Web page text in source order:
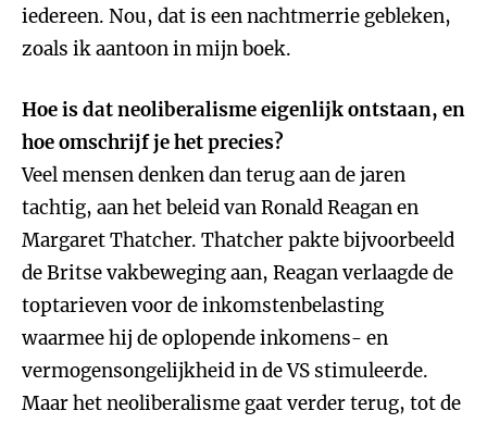
iedereen. Nou, dat is een nachtmerrie gebleken,
zoals ik aantoon in mijn boek.
Hoe is dat neoliberalisme eigenlijk ontstaan, en
hoe omschrijf je het precies?
Veel mensen denken dan terug aan de jaren
tachtig, aan het beleid van Ronald Reagan en
Margaret Thatcher. Thatcher pakte bijvoorbeeld
de Britse vakbeweging aan, Reagan verlaagde de
toptarieven voor de inkomstenbelasting
waarmee hij de oplopende inkomens- en
vermogensongelijkheid in de VS stimuleerde.
Maar het neoliberalisme gaat verder terug, tot de